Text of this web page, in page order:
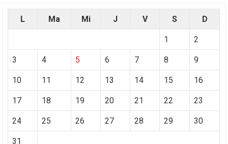
L Ma Mi J V S D
1 2
3 4 5 6 7 8 9
10 11 12 13 14 15 16
17 18 19 20 21 22 23
24 25 26 27 28 29 30
31